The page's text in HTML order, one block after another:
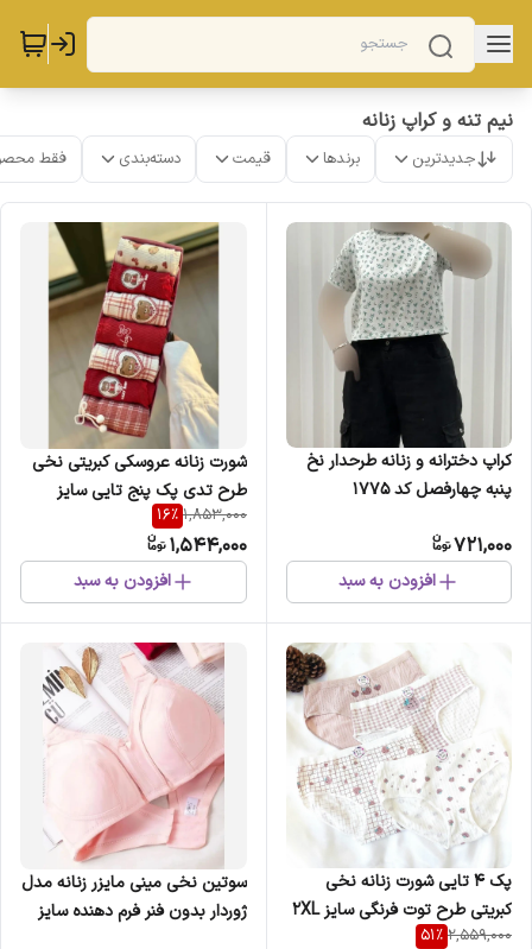
نیم تنه و کراپ زنانه
جدیدترین برندها قیمت دسته‌بندی فقط
کراپ دخترانه و زنانه طرحدار نخ
پنبه چهارفصل کد 1775
721,000
افزودن به سبد
شورت زنانه عروسکی کبریتی نخی
طرح تدی پک پنج تایی سایز
ایکس لارج
1,853,000
16%
1,544,000
افزودن به سبد
پک 4 تایی شورت زنانه نخی
کبریتی طرح توت فرنگی سایز 2XL
2,559,000
51%
سوتین نخی مینی مایزر زنانه مدل
ژوردار بدون فنر فرم دهنده سایز